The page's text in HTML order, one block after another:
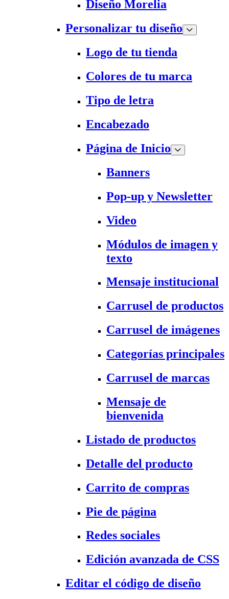
Diseño Morelia
Personalizar tu diseño
Logo de tu tienda
Colores de tu marca
Tipo de letra
Encabezado
Página de Inicio
Banners
Pop-up y Newsletter
Video
Módulos de imagen y
texto
Mensaje institucional
Carrusel de productos
Carrusel de imágenes
Categorías principales
Carrusel de marcas
Mensaje de
bienvenida
Listado de productos
Detalle del producto
Carrito de compras
Pie de página
Redes sociales
Edición avanzada de CSS
Editar el código de diseño